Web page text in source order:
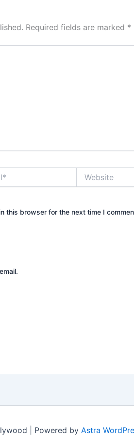
Required fields are marked *
this browser for the next time I
| Powered by Astra